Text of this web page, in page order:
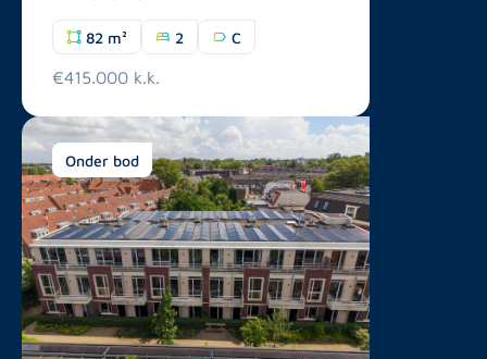
82 m² 2 C
€415.000 k.k.
Onder bod